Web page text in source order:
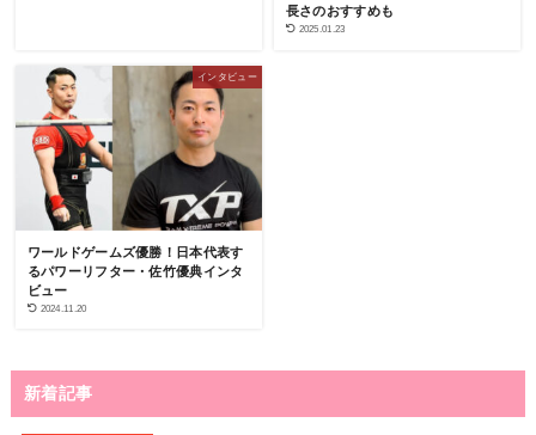
長さのおすすめも
2025.01.23
インタビュー
ワールドゲームズ優勝！日本代表す
るパワーリフター・佐竹優典インタ
ビュー
2024.11.20
新着記事